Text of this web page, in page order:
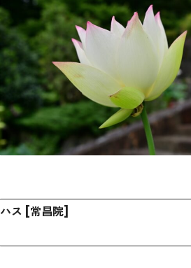
ハス [常昌院]